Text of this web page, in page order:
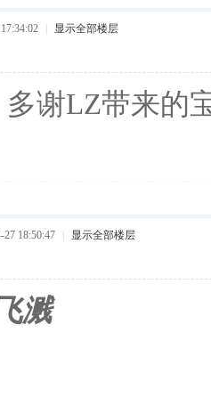
显示全部楼层
谢LZ带来的
18:50:47 显示全部楼层
溅